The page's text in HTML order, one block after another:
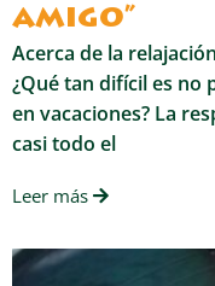
amigo”
Acerca de la
¿Qué tan difícil es no
en vacaciones? La
casi todo el
Leer más